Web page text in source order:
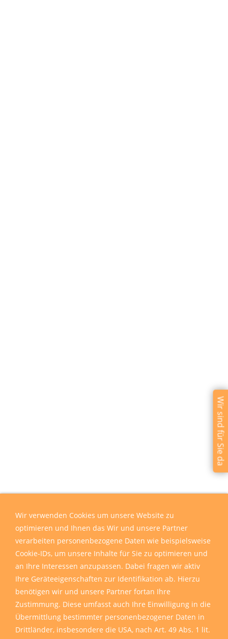
Wir sind für Sie da
Wir verwenden Cookies um unsere Website zu
optimieren und Ihnen das Wir und unsere Partner
verarbeiten personenbezogene Daten wie beispielsweise
Cookie-IDs, um unsere Inhalte für Sie zu optimieren und
an Ihre Interessen anzupassen. Dabei fragen wir aktiv
Ihre Geräteeigenschaften zur Identifikation ab. Hierzu
benötigen wir und unsere Partner fortan Ihre
Zustimmung. Diese umfasst auch Ihre Einwilligung in die
Übermittlung bestimmter personenbezogener Daten in
Drittländer, insbesondere die USA, nach Art. 49 Abs. 1 lit.